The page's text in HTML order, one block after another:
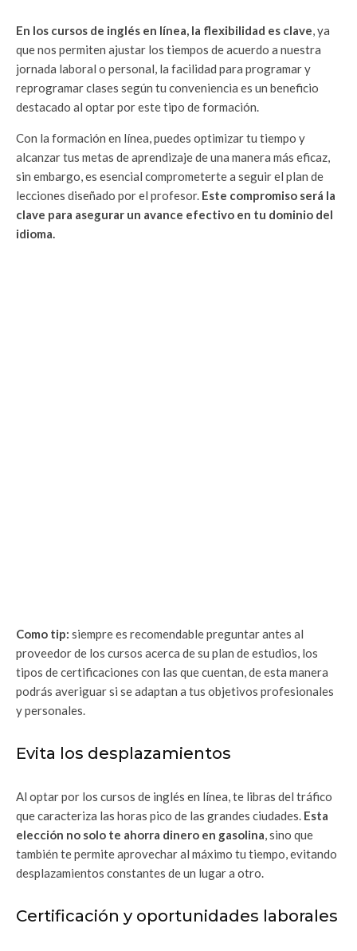
En los cursos de inglés en línea, la flexibilidad es clave , ya
que nos permiten ajustar los tiempos de acuerdo a nuestra
jornada laboral o personal, la facilidad para programar y
reprogramar clases según tu conveniencia es un beneficio
destacado al optar por este tipo de formación.
Con la formación en línea, puedes optimizar tu tiempo y
alcanzar tus metas de aprendizaje de una manera más eficaz,
sin embargo, es esencial comprometerte a seguir el plan de
lecciones diseñado por el profesor. Este compromiso será la
clave para asegurar un avance efectivo en tu dominio del
idioma.
Como tip: siempre es recomendable preguntar antes al
proveedor de los cursos acerca de su plan de estudios, los
tipos de certificaciones con las que cuentan, de esta manera
podrás averiguar si se adaptan a tus objetivos profesionales
y personales.
Evita los desplazamientos
Al optar por los cursos de inglés en línea, te libras del tráfico
que caracteriza las horas pico de las grandes ciudades. Esta
elección no solo te ahorra dinero en gasolina , sino que
también te permite aprovechar al máximo tu tiempo, evitando
desplazamientos constantes de un lugar a otro.
Certificación y oportunidades laborales